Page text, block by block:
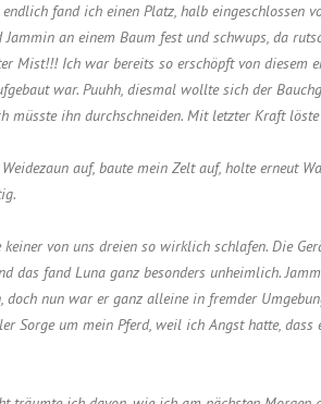
fand ich einen Platz, halb eingeschlossen
an einem Baum fest und schwups, da
Mist!!! Ich war bereits so erschöpft von diesem
war. Puuhh, diesmal wollte sich der
müsste ihn durchschneiden. Mit letzter Kraft
auf, baute mein Zelt auf, holte erneut
von uns dreien so wirklich schlafen. Die
das fand Luna ganz besonders unheimlich.
nun war er ganz alleine in fremder
Sorge um mein Pferd, weil ich Angst hatte, dass